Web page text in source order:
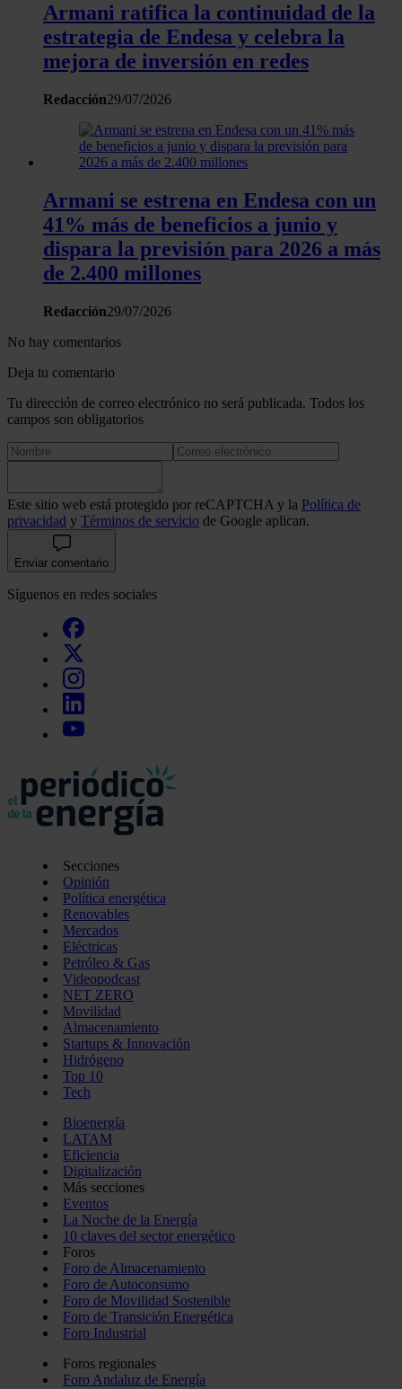
Armani ratifica la continuidad de la
estrategia de Endesa y celebra la
mejora de inversión en redes
Redacción29/07/2026
Armani se estrena en Endesa con un
41% más de beneficios a junio y
dispara la previsión para 2026 a más
de 2.400 millones
Redacción29/07/2026
No hay comentarios
Deja tu comentario
Tu dirección de correo electrónico no será publicada. Todos los
campos son obligatorios
Este sitio web está protegido por reCAPTCHA y la Política de
privacidad y Términos de servicio de Google aplican.
Enviar comentario
Síguenos en redes sociales
Secciones
Opinión
Política energética
Renovables
Mercados
Eléctricas
Petróleo & Gas
Videopodcast
NET ZERO
Movilidad
Almacenamiento
Startups & Innovación
Hidrógeno
Top 10
Tech
Bioenergía
LATAM
Eficiencia
Digitalización
Más secciones
Eventos
La Noche de la Energía
10 claves del sector energético
Foros
Foro de Almacenamiento
Foro de Autoconsumo
Foro de Movilidad Sostenible
Foro de Transición Energética
Foro Industrial
Foros regionales
Foro Andaluz de Energía